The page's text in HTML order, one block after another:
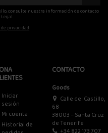
consulte nuestra información de contacto
privacidad
Iniciar
sesión
Mi cuenta
Historial de
CONTACTO
Goods
Calle del Castillo,
68
38003 – Santa Cruz
de Tenerife